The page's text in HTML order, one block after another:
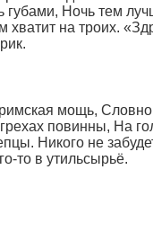
Ночь тем
хватит на троих.
мощь, Словно
повинны, На
Никого не
то в утильсырьё.